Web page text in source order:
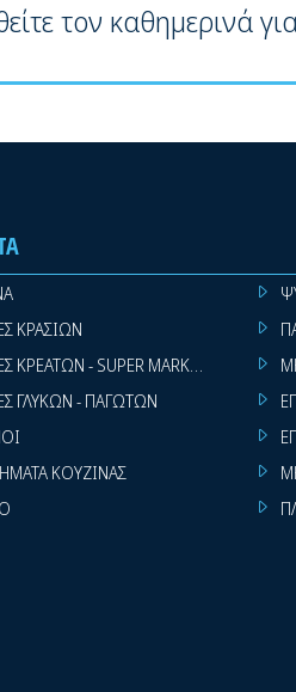
τον καθημερινά
ΚΡΑΣΙΩΝ
ΚΡΕΑΤΩΝ - SUPER MARKET
ΓΛΥΚΩΝ - ΠΑΓΩΤΩΝ
ΚΟΥΖΙΝΑΣ